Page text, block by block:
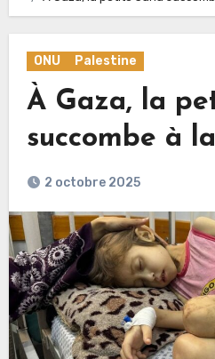
ONU Palestine
À Gaza, la
succombe à
2 octobre 2025